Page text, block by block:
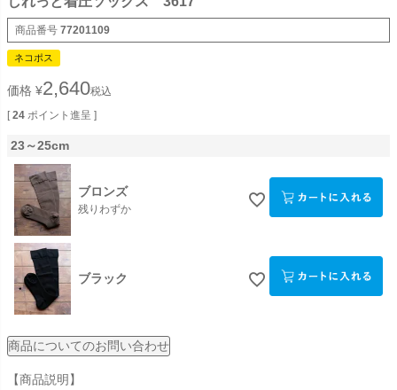
商品番号 77201109
ネコポス
価格 ¥2,640税込
[ 24 ポイント進呈 ]
23～25cm
ブロンズ
残りわずか
ブラック
商品についてのお問い合わせ
【商品説明】